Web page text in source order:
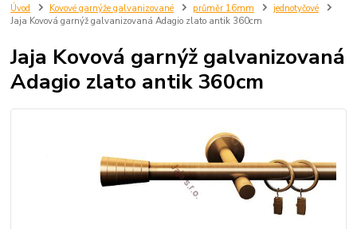
Úvod Kovové garnýže galvanizované průměr 16mm
jednotyčové
Jaja Kovová garnýž galvanizovaná Adagio zlato antik 360cm
Jaja Kovová garnýž galvanizovaná
Adagio zlato antik 360cm